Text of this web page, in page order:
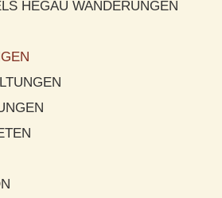
HEGAU WANDERUNGEN